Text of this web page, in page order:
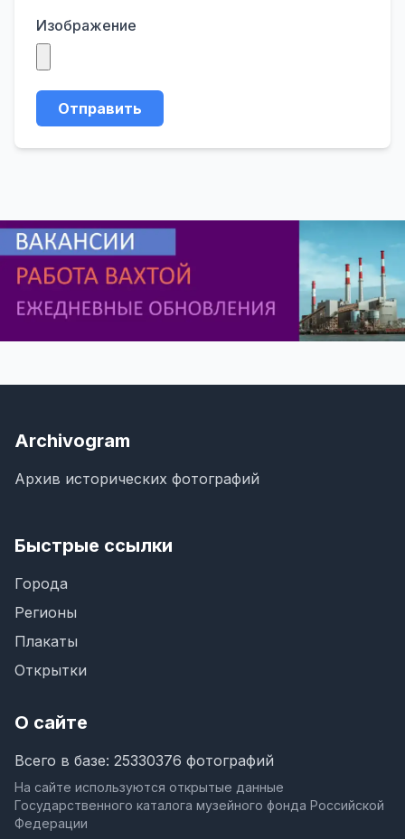
Изображение
Отправить
Archivogram
Архив исторических фотографий
Быстрые ссылки
Города
Регионы
Плакаты
Открытки
О сайте
Всего в базе: 25330376 фотографий
На сайте используются открытые данные
Государственного каталога музейного фонда Российской
Федерации